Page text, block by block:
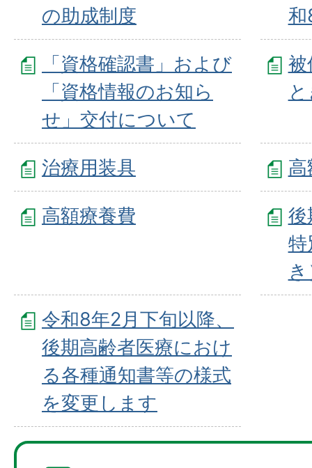
の助成制度
和
「資格確認書」および
「資格情報のお知ら
せ」交付について
被
治療用装具
高額療養費
後
特
令和8年2月下旬以降、
後期高齢者医療におけ
る各種通知書等の様式
を変更します